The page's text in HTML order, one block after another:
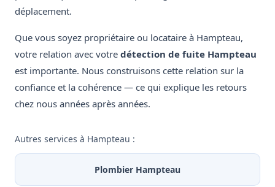
déplacement.
Que vous soyez propriétaire ou locataire à Hampteau,
votre relation avec votre détection de fuite Hampteau
est importante. Nous construisons cette relation sur la
confiance et la cohérence — ce qui explique les retours
chez nous années après années.
Autres services à Hampteau :
Plombier Hampteau